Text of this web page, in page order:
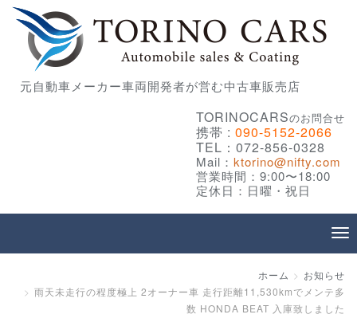
元自動車メーカー車両開発者が営む中古車販売店
TORINOCARSのお問合せ
携帯 : 090-5152-2066
TEL：072-856-0328
Mail： ktorino@nifty.com
営業時間：9:00〜18:00
定休日：日曜・祝日
ホーム
お知らせ
雨天未走行の程度極上 2オーナー車 走行距離11,530kmでメンテ多
数 HONDA BEAT 入庫致しました